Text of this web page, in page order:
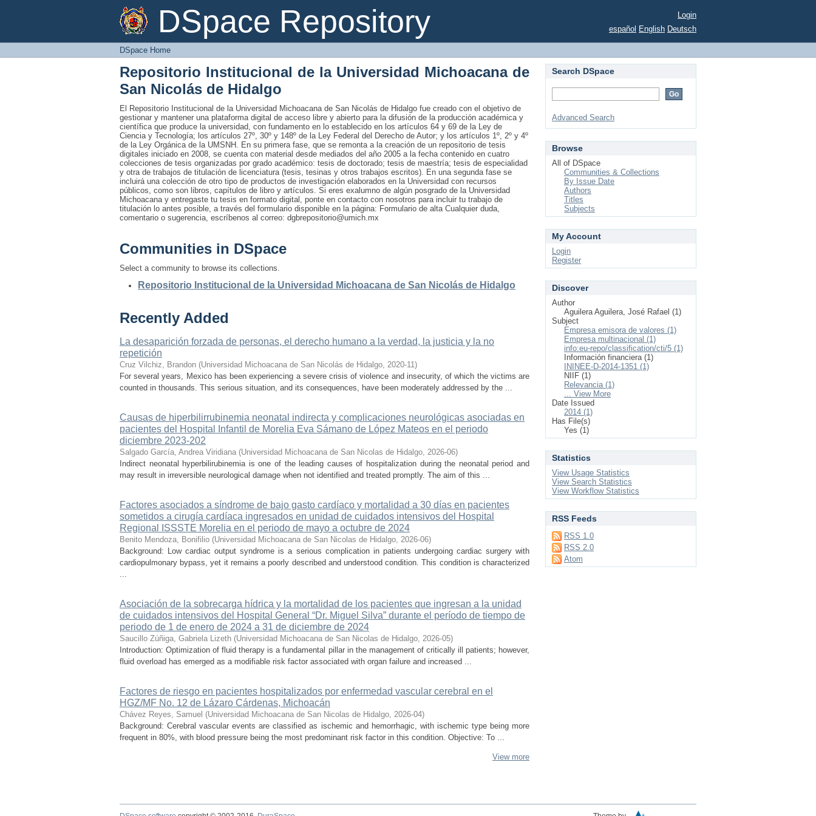
DSpace Repository
DSpace Home
Login
español English Deutsch
DSpace Home
Repositorio Institucional de la Universidad Michoacana de
San Nicolás de Hidalgo
El Repositorio Institucional de la Universidad Michoacana de San Nicolás de Hidalgo fue creado con el objetivo de
gestionar y mantener una plataforma digital de acceso libre y abierto para la difusión de la producción académica y
científica que produce la universidad, con fundamento en lo establecido en los artículos 64 y 69 de la Ley de
Ciencia y Tecnología; los artículos 27º, 30º y 148º de la Ley Federal del Derecho de Autor; y los artículos 1º, 2º y 4º
de la Ley Orgánica de la UMSNH. En su primera fase, que se remonta a la creación de un repositorio de tesis
digitales iniciado en 2008, se cuenta con material desde mediados del año 2005 a la fecha contenido en cuatro
colecciones de tesis organizadas por grado académico: tesis de doctorado; tesis de maestría; tesis de especialidad
y otra de trabajos de titulación de licenciatura (tesis, tesinas y otros trabajos escritos). En una segunda fase se
incluirá una colección de otro tipo de productos de investigación elaborados en la Universidad con recursos
públicos, como son libros, capítulos de libro y artículos. Si eres exalumno de algún posgrado de la Universidad
Michoacana y entregaste tu tesis en formato digital, ponte en contacto con nosotros para incluir tu trabajo de
titulación lo antes posible, a través del formulario disponible en la página: Formulario de alta Cualquier duda,
comentario o sugerencia, escríbenos al correo: dgbrepositorio@umich.mx
Communities in DSpace
Select a community to browse its collections.
Repositorio Institucional de la Universidad Michoacana de San Nicolás de Hidalgo
Recently Added
La desaparición forzada de personas, el derecho humano a la verdad, la justicia y la no
repetición
Cruz Vilchiz, Brandon (Universidad Michoacana de San Nicolás de Hidalgo, 2020-11)
For several years, Mexico has been experiencing a severe crisis of violence and insecurity, of which the victims are
counted in thousands. This serious situation, and its consequences, have been moderately addressed by the ...
Causas de hiperbilirrubinemia neonatal indirecta y complicaciones neurológicas asociadas en
pacientes del Hospital Infantil de Morelia Eva Sámano de López Mateos en el periodo
diciembre 2023-202
Salgado García, Andrea Viridiana (Universidad Michoacana de San Nicolas de Hidalgo, 2026-06)
Indirect neonatal hyperbilirubinemia is one of the leading causes of hospitalization during the neonatal period and
may result in irreversible neurological damage when not identified and treated promptly. The aim of this ...
Factores asociados a síndrome de bajo gasto cardíaco y mortalidad a 30 días en pacientes
sometidos a cirugía cardíaca ingresados en unidad de cuidados intensivos del Hospital
Regional ISSSTE Morelia en el periodo de mayo a octubre de 2024
Benito Mendoza, Bonifilio (Universidad Michoacana de San Nicolas de Hidalgo, 2026-06)
Background: Low cardiac output syndrome is a serious complication in patients undergoing cardiac surgery with
cardiopulmonary bypass, yet it remains a poorly described and understood condition. This condition is characterized
...
Asociación de la sobrecarga hídrica y la mortalidad de los pacientes que ingresan a la unidad
de cuidados intensivos del Hospital General “Dr. Miguel Silva” durante el período de tiempo de
periodo de 1 de enero de 2024 a 31 de diciembre de 2024
Saucillo Zúñiga, Gabriela Lizeth (Universidad Michoacana de San Nicolas de Hidalgo, 2026-05)
Introduction: Optimization of fluid therapy is a fundamental pillar in the management of critically ill patients; however,
fluid overload has emerged as a modifiable risk factor associated with organ failure and increased ...
Factores de riesgo en pacientes hospitalizados por enfermedad vascular cerebral en el
HGZ/MF No. 12 de Lázaro Cárdenas, Michoacán
Chávez Reyes, Samuel (Universidad Michoacana de San Nicolas de Hidalgo, 2026-04)
Background: Cerebral vascular events are classified as ischemic and hemorrhagic, with ischemic type being more
frequent in 80%, with blood pressure being the most predominant risk factor in this condition. Objective: To ...
View more
Search DSpace
Advanced Search
Browse
All of DSpace
Communities & Collections
By Issue Date
Authors
Titles
Subjects
My Account
Login
Register
Discover
Author
Aguilera Aguilera, José Rafael (1)
Subject
Empresa emisora de valores (1)
Empresa multinacional (1)
info:eu-repo/classification/cti/5 (1)
Información financiera (1)
ININEE-D-2014-1351 (1)
NIIF (1)
Relevancia (1)
... View More
Date Issued
2014 (1)
Has File(s)
Yes (1)
Statistics
View Usage Statistics
View Search Statistics
View Workflow Statistics
RSS Feeds
RSS 1.0
RSS 2.0
Atom